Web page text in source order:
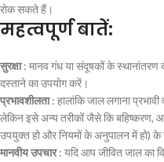
रोक सकते हैं।
महत्वपूर्ण बातें:
सुरक्षा: मानव गंध या संदूषकों के
दस्ताने का उपयोग करें।
प्रभावशीलता: हालांकि जाल लगाना
लेकिन इसे अन्य तरीकों जैसे कि
उपयुक्त हो और नियमों के अनुपालन में हो)
मानवीय उपचार: यदि आप जीवित जाल का